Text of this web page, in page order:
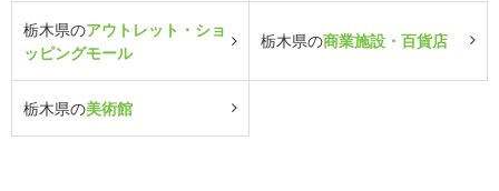
栃木県のアウトレット・ショ
ッピングモール
栃木県の商業施設・百貨店
栃木県の美術館